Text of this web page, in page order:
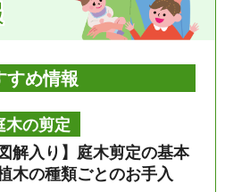
すめ情報
木の剪定
図解入り】庭木剪定の基本
木の種類ごとのお手入